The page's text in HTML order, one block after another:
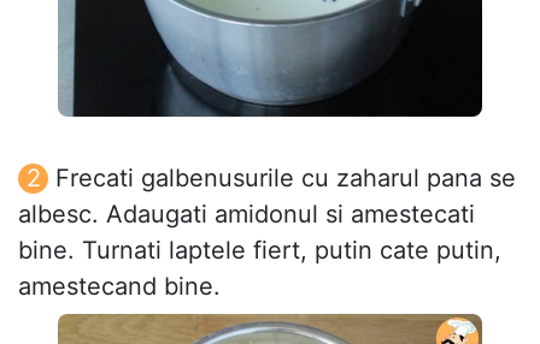
Frecati galbenusurile cu zaharul pana se
albesc. Adaugati amidonul si amestecati
bine. Turnati laptele fiert, putin cate putin,
amestecand bine.